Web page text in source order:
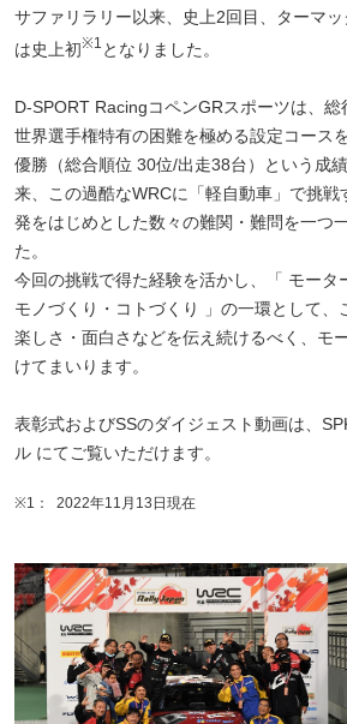
サファリラリー以来、史上2回目、ターマ
は史上初※1 となりました。
D-SPORT RacingコペンGRスポーツは、総
世界選手権特有の困難を極める設定コース
優勝（総合順位 30位/出走38台）という成
来、この過酷なWRCに「軽自動車」で挑戦
発をはじめとした数々の難関・難問を一つ
た。
今回の挑戦で得た経験を活かし、「 モータ
モノづくり・コトづくり 」の一環として、
楽しさ・面白さなどを伝え続けるべく、モ
けてまいります。
表彰式およびSSのダイジェスト動画は、
ル にてご覧いただけます。
※1： 2022年11月13日現在